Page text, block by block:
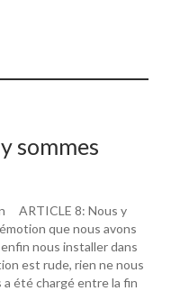
sommes
ARTICLE 8: Nous y
que nous avons
nous installer dans
est rude, rien ne nous
été chargé entre la fin